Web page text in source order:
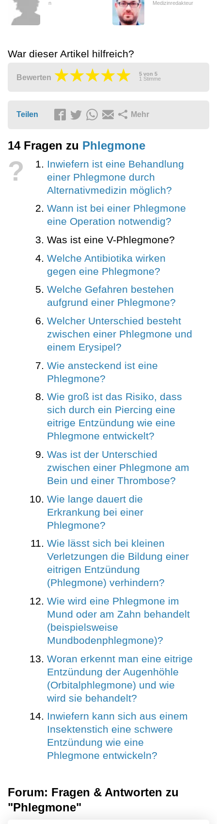
n
Medizinredakteur
War dieser Artikel hilfreich?
Bewerten 5 von 5
1 Stimme
Teilen Mehr
14 Fragen zu Phlegmone
?
Inwiefern ist eine Behandlung
einer Phlegmone durch
Alternativmedizin möglich?
Wann ist bei einer Phlegmone
eine Operation notwendig?
Was ist eine V-Phlegmone?
Welche Antibiotika wirken
gegen eine Phlegmone?
Welche Gefahren bestehen
aufgrund einer Phlegmone?
Welcher Unterschied besteht
zwischen einer Phlegmone und
einem Erysipel?
Wie ansteckend ist eine
Phlegmone?
Wie groß ist das Risiko, dass
sich durch ein Piercing eine
eitrige Entzündung wie eine
Phlegmone entwickelt?
Was ist der Unterschied
zwischen einer Phlegmone am
Bein und einer Thrombose?
Wie lange dauert die
Erkrankung bei einer
Phlegmone?
Wie lässt sich bei kleinen
Verletzungen die Bildung einer
eitrigen Entzündung
(Phlegmone) verhindern?
Wie wird eine Phlegmone im
Mund oder am Zahn behandelt
(beispielsweise
Mundbodenphlegmone)?
Woran erkennt man eine eitrige
Entzündung der Augenhöhle
(Orbitalphlegmone) und wie
wird sie behandelt?
Inwiefern kann sich aus einem
Insektenstich eine schwere
Entzündung wie eine
Phlegmone entwickeln?
Forum: Fragen & Antworten zu
"Phlegmone"